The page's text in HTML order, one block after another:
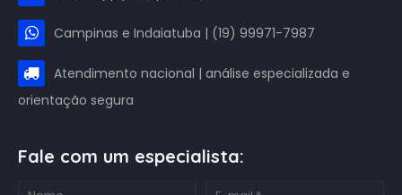
Campinas e Indaiatuba | (19) 99971-7987
Atendimento nacional | análise especializada e
orientação segura
Fale com um especialista: